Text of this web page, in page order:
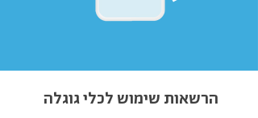
הרשאות שימוש לכלי גוגלה